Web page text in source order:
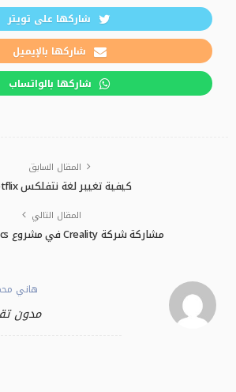
شاركها على تويتر
شاركها بالإيميل
شاركها بالواتساب
المقال السابق
كيفية تغيير لغة نتفلكس Netflix
المقال التالي
مشاركة شركة Creality في مشروع ‎Space Robotics‎
هاني
مدون